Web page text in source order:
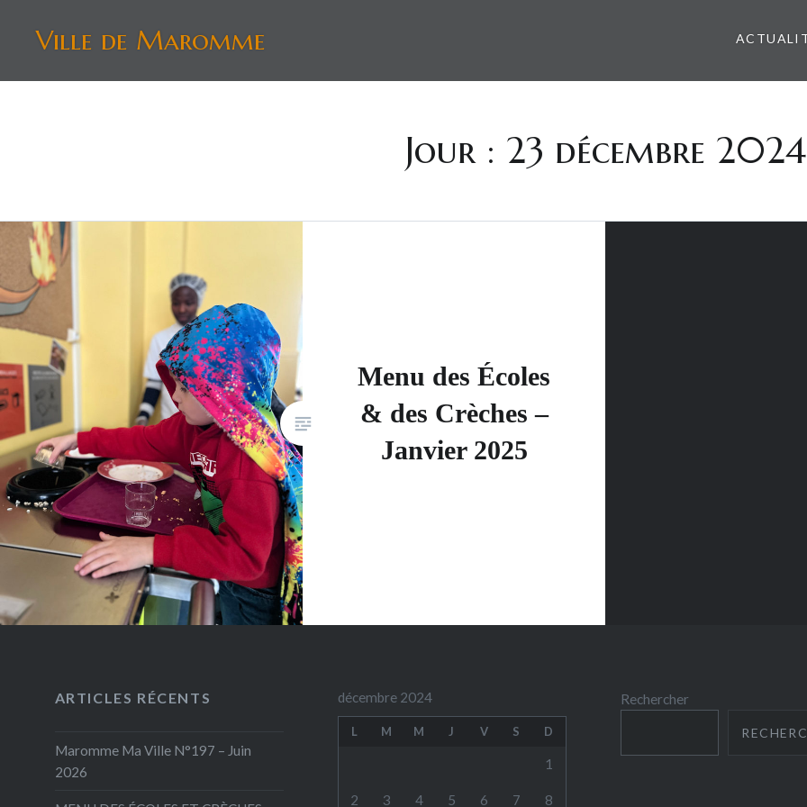
Ville de Maromme
Jour : 23 décembre 2024
Menu des Écoles
& des Crèches –
Janvier 2025
ARTICLES RÉCENTS
Maromme Ma Ville N°197 – Juin
2026
décembre 2024
L M M J V S D
1
2 3 4 5 6 7 8
Rechercher